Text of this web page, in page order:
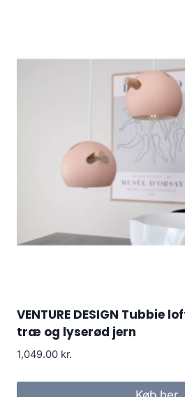
VENTURE DESIGN Tubbie
træ og lyserød jern
1,049.00 kr.